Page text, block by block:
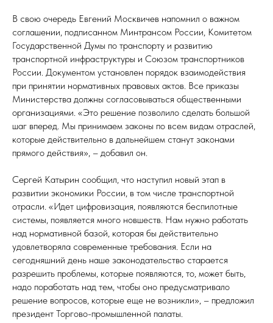
В свою очередь Евгений Москвичев напомнил о важном
соглашении, подписанном Минтрансом России, Комитетом
Государственной Думы по транспорту и развитию
транспортной инфраструктуры и Союзом транспортников
России. Документом установлен порядок взаимодействия
при принятии нормативных правовых актов. Все приказы
Министерства должны согласовываться общественными
организациями. «Это решение позволило сделать большой
шаг вперед. Мы принимаем законы по всем видам отраслей,
которые действительно в дальнейшем станут законами
прямого действия», – добавил он.
Сергей Катырин сообщил, что наступил новый этап в
развитии экономики России, в том числе транспортной
отрасли. «Идет цифровизация, появляются беспилотные
системы, появляется много новшеств. Нам нужно работать
над нормативной базой, которая бы действительно
удовлетворяла современные требования. Если на
сегодняшний день наше законодательство старается
разрешить проблемы, которые появляются, то, может быть,
надо поработать над тем, чтобы оно предусматривало
решение вопросов, которые еще не возникли», – предложил
президент Торгово-промышленной палаты.